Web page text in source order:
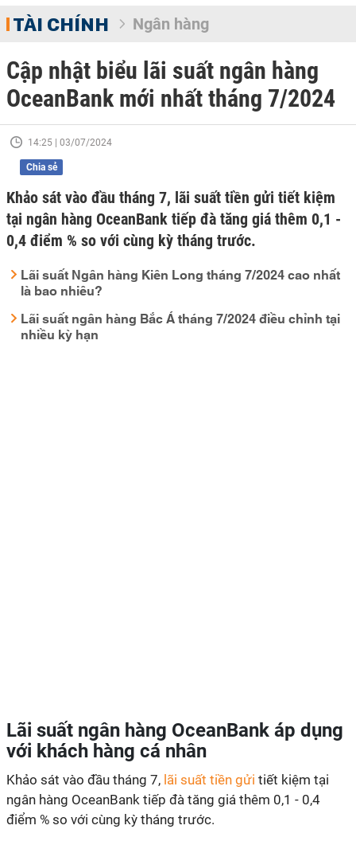
TÀI CHÍNH Ngân hàng
Cập nhật biểu lãi suất ngân hàng
OceanBank mới nhất tháng 7/2024
14:25 | 03/07/2024
Chia sẻ
Khảo sát vào đầu tháng 7, lãi suất tiền gửi tiết kiệm
tại ngân hàng OceanBank tiếp đà tăng giá thêm 0,1 -
0,4 điểm % so với cùng kỳ tháng trước.
Lãi suất Ngân hàng Kiên Long tháng 7/2024 cao nhất
là bao nhiêu?
Lãi suất ngân hàng Bắc Á tháng 7/2024 điều chỉnh tại
nhiều kỳ hạn
Lãi suất ngân hàng OceanBank áp dụng
với khách hàng cá nhân
Khảo sát vào đầu tháng 7, lãi suất tiền gửi tiết kiệm tại
ngân hàng OceanBank tiếp đà tăng giá thêm 0,1 - 0,4
điểm % so với cùng kỳ tháng trước.